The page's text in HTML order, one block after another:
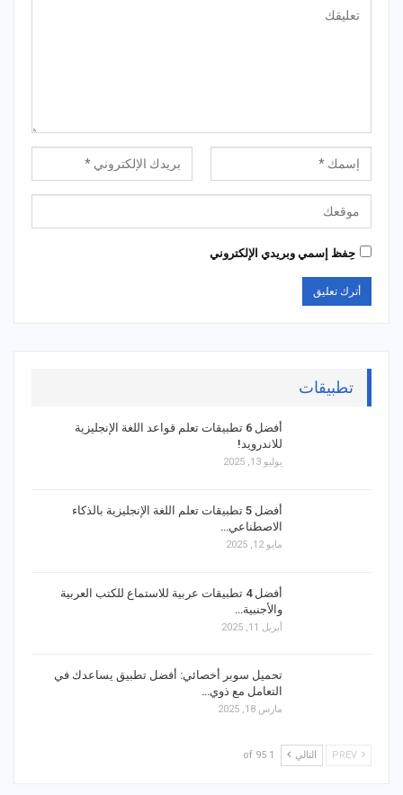
حِفظ إسمي وبريدي الإلكتروني
تطبيقات
أفضل 6 تطبيقات تعلم قواعد اللغة الإنجليزية
للاندرويد!
يوليو 13, 2025
أفضل 5 تطبيقات تعلم اللغة الإنجليزية بالذكاء
الاصطناعي…
مايو 12, 2025
أفضل 4 تطبيقات عربية للاستماع للكتب العربية
والأجنبية…
أبريل 11, 2025
تحميل سوبر أخصائي: أفضل تطبيق يساعدك في
التعامل مع ذوي…
مارس 18, 2025
التالي 1 of 95